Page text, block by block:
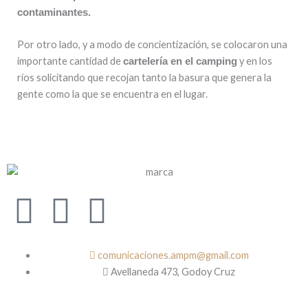
contaminantes.
Por otro lado, y a modo de concientización, se colocaron una
importante cantidad decartelería en el camping y en los
ríos solicitando que recojan tanto la basura que genera la
gente como la que se encuentra en el lugar.
F
a
I
W
h
comunicaciones.ampm@gmail.com
Avellaneda 473, Godoy Cruz